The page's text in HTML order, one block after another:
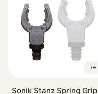
Sonik Stanz Spring Grip